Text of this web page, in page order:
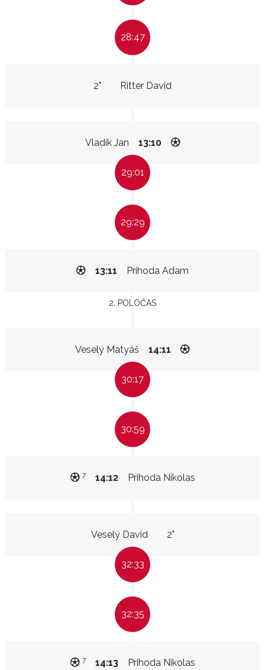
28:47
Ritter David
2"
Vladík Jan 13:10
29:01
29:29
Prihoda Adam
13:11
2. POLOČAS
Veselý Matyáš 14:11
30:17
30:59
Prihoda Nikolas
14:12
7
Veselý David 2"
32:33
32:35
Prihoda Nikolas
14:13
7